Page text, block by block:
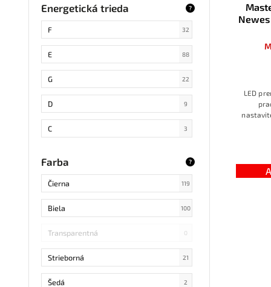
SMD 4014
COB
SMD 5730
SMD
LED DIP
SMD Samsung
SMD 2838
SMD 5730 Samsung
Refond
Energetická trieda ?
F 32
E 88
G 22
D 9
C 3
Farba ?
Čierna 119
Biela 100
Transparentná 0
Strieborná 21
Šedá 2
LED